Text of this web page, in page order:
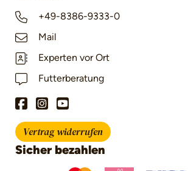
+49-8386-9333-0
Mail
Experten vor Ort
Futterberatung
Vertrag widerrufen
Sicher bezahlen